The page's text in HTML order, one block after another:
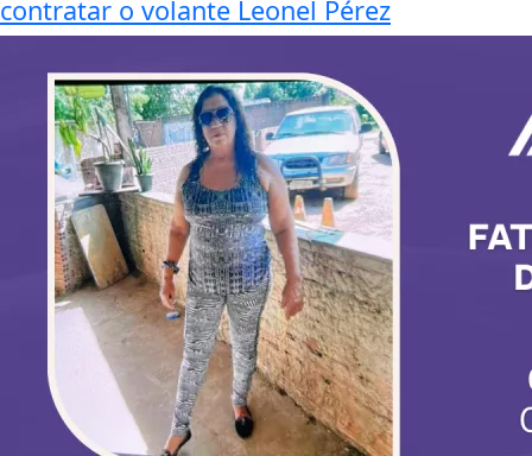
contratar o volante Leonel Pérez